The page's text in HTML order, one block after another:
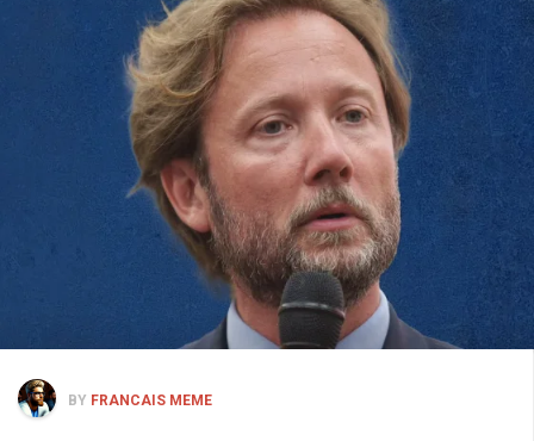
BY FRANCAIS MEME